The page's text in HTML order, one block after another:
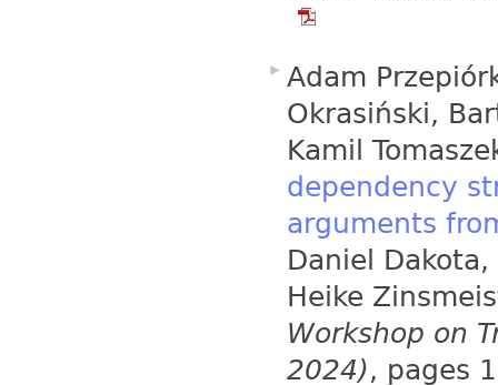
Adam
Okrasiński,
Kamil
dependency
arguments
Daniel
Heike
Workshop on
2024), pages